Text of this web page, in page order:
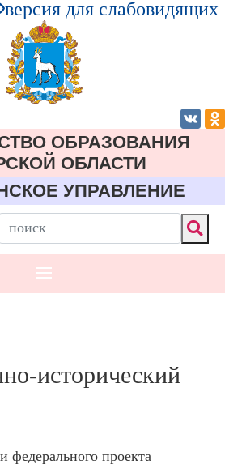
версия для слабовидящих
ОБРАЗОВАНИЯ
ОБЛАСТИ
УПРАВЛЕНИЕ
исторический
федерального проекта